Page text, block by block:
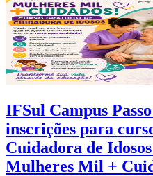
IFSul Campus
inscrições para
Cuidadora de
Mulheres Mil +